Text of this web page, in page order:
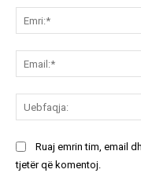
Ruaj emrin tim, email
tjetër që komentoj.